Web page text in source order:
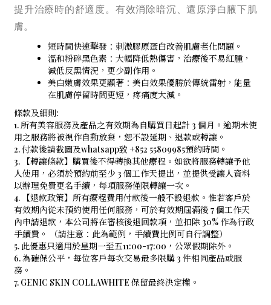
提升治療時的舒適度。有效消除暗沉、還原淨白腋下肌
膚。
短時間快速擊發：刺激膠原蛋白改善肌膚老化問題。
溫和粉碎黑色素：大幅降低熱傷害，治療後不易紅腫，
減低反黑情況，更少副作用。
美白嫩膚效果更顯著：美白效果優勝於傳統雷射，能量
在肌膚停留時間更短，疼痛度大減。
條款及細則:
1. 所有美容服務及產品之有效期為自購買日起計 3 個月。逾期未使
用之服務將被視作自動放棄，恕不設延期、退款或轉讓。
2. 付款後請截圖及whatsapp致 +852 55809985預約時間。
3. 【轉讓條款】購買後不得轉換其他療程。如欲將服務轉讓予他
人使用，必須於預約前至少 3 個工作天提出，並提供受讓人資料
以辦理免費更名手續，每項服務僅限轉讓一次。
4. 【退款政策】所有療程費用付款後一般不設退款。惟若客戶於
有效期內從未預約使用任何服務，可於有效期屆滿後 7 個工作天
內申請退款，本公司將在審核後退回款項，並扣除 30% 作為行政
手續費。 （請注意：此為範例，手續費比例可自行調整）
5. 此優惠只適用於星期一至五11:00-17:00，公眾假期除外。
6. 為確保公平，每位客戶每次交易最多限購 3 件相同產品或服
務。
7. GENIC SKIN COLLAWHITE 保留最終決定權。